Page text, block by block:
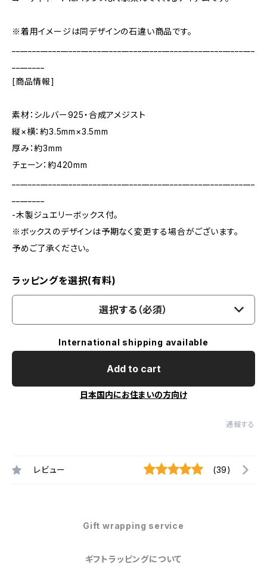
※着用イメージは同デザインの石違い商品です。
[商品情報]
素材：シルバー925・合成アメジスト
縦×横：約3.5mm×3.5mm
厚み：約3mm
チェーン：約420mm
-木製ジュエリーボックス付。
※ボックスのデザインは予期なく変更する場合がございます。
予めご了承ください。
ラッピングを選択(有料)
選択する（必須）
International shipping available
Add to cart
日本国内にお住まいの方向け
通報する
レビュー (39)
Gift wrapping service
ギフトラッピングについて